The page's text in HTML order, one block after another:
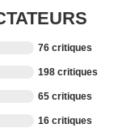
76 critiques
198 critiques
65 critiques
16 critiques